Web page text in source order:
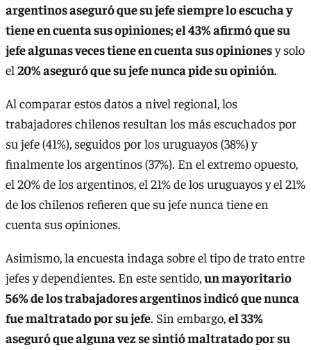
argentinos aseguró que su jefe siempre lo escucha y
tiene en cuenta sus opiniones; el 43% afirmó que su
jefe algunas veces tiene en cuenta sus opinionesy solo
el 20% aseguró que su jefe nunca pide su opinión.
Al comparar estos datos a nivel regional, los
trabajadores chilenos resultan los más escuchados por
su jefe (41%), seguidos por los uruguayos (38%) y
finalmente los argentinos (37%). En el extremo opuesto,
el 20% de los argentinos, el 21% de los uruguayos y el 21%
de los chilenos refieren que su jefe nunca tiene en
cuenta sus opiniones.
Asimismo, la encuesta indaga sobre el tipo de trato entre
jefes y dependientes. En este sentido, un mayoritario
56% de los trabajadores argentinos indicó que nunca
fue maltratado por su jefe. Sin embargo, el 33%
aseguró que alguna vez se sintió maltratado por su